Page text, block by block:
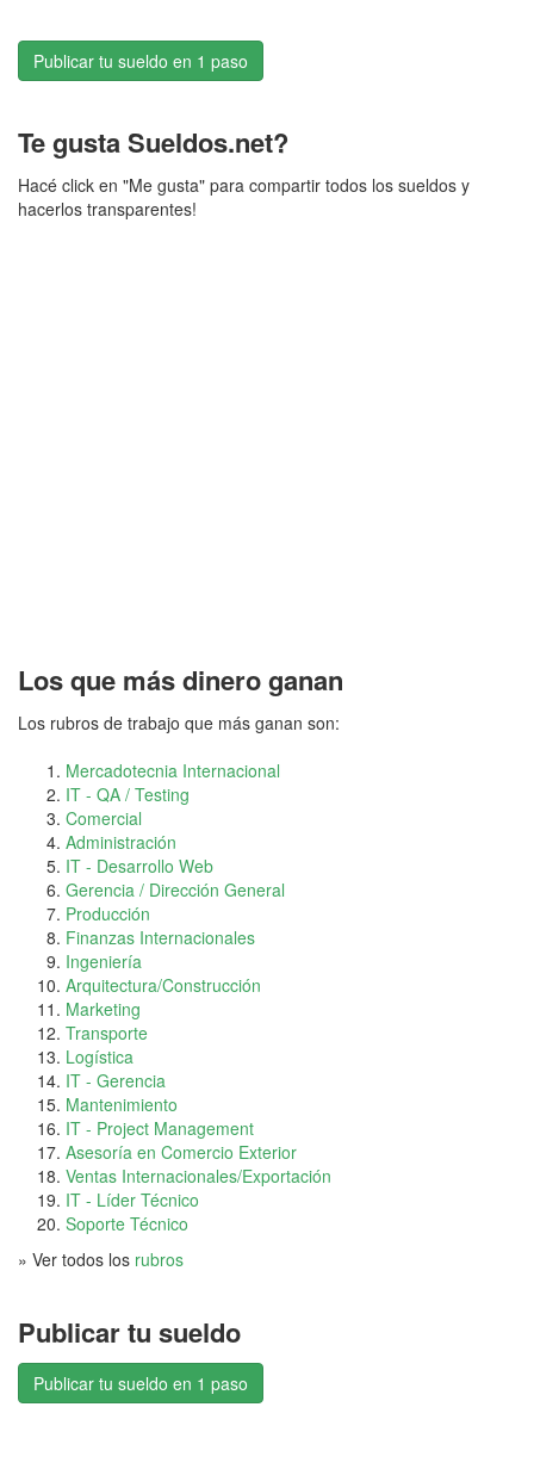
Publicar tu sueldo en 1 paso
Te gusta Sueldos.net?
Hacé click en "Me gusta" para compartir todos los sueldos y
hacerlos transparentes!
Los que más dinero ganan
Los rubros de trabajo que más ganan son:
Mercadotecnia Internacional
IT - QA / Testing
Comercial
Administración
IT - Desarrollo Web
Gerencia / Dirección General
Producción
Finanzas Internacionales
Ingeniería
Arquitectura/Construcción
Marketing
Transporte
Logística
IT - Gerencia
Mantenimiento
IT - Project Management
Asesoría en Comercio Exterior
Ventas Internacionales/Exportación
IT - Líder Técnico
Soporte Técnico
» Ver todos los rubros
Publicar tu sueldo
Publicar tu sueldo en 1 paso